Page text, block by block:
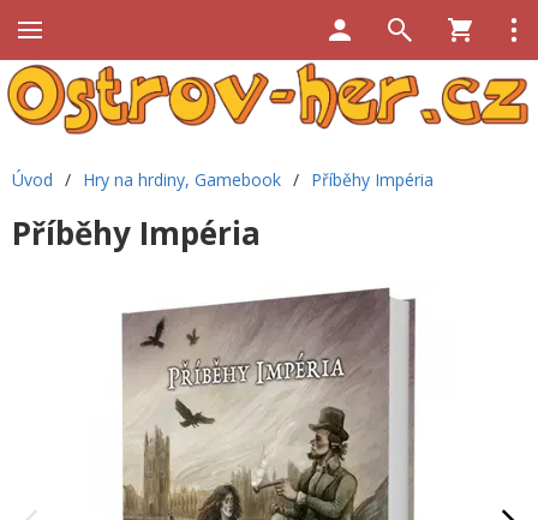
Úvod / Hry na hrdiny, Gamebook / Příběhy Impéria
Příběhy Impéria